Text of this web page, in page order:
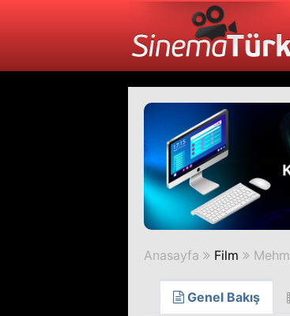
Anasayfa Film
Genel Bakış